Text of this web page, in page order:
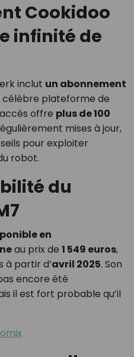
Cookidoo
infinité de
inclut un abonnement
célèbre plateforme de
offre plus de 100
mises à jour,
pour exploiter
robot.
du
en
au prix de 1 549 euros,
à partir d’avril 2025. Son
encore été
il est fort probable qu’il